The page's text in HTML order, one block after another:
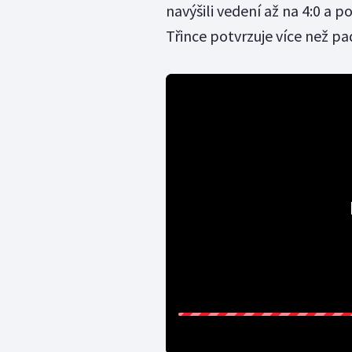
navýšili vedení až na 4:0 a
Třince potvrzuje více než